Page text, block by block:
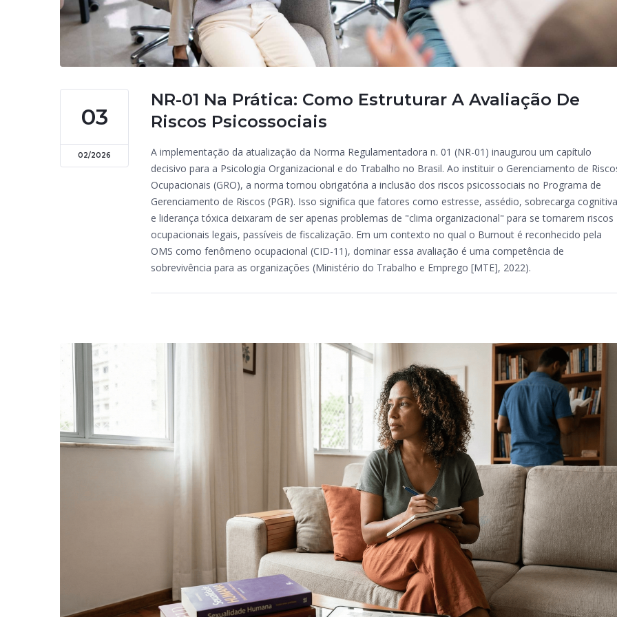
03
02/2026
NR-01 Na Prática: Como Estruturar A Avaliação De
Riscos Psicossociais
A implementação da atualização da Norma Regulamentadora n. 01 (NR-01) inaugurou um capítulo
decisivo para a Psicologia Organizacional e do Trabalho no Brasil. Ao instituir o Gerenciamento de
Ocupacionais (GRO), a norma tornou obrigatória a inclusão dos riscos psicossociais no Programa de
Gerenciamento de Riscos (PGR). Isso significa que fatores como estresse, assédio, sobrecarga cognitiva
e liderança tóxica deixaram de ser apenas problemas de "clima organizacional" para se tornarem riscos
ocupacionais legais, passíveis de fiscalização. Em um contexto no qual o Burnout é reconhecido pela
OMS como fenômeno ocupacional (CID-11), dominar essa avaliação é uma competência de
sobrevivência para as organizações (Ministério do Trabalho e Emprego [MTE], 2022).